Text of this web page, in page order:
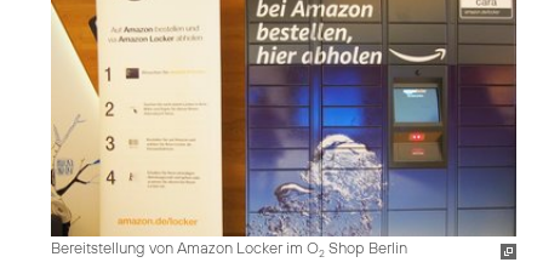
Bereitstellung von Amazon Locker im O2 Shop Berlin